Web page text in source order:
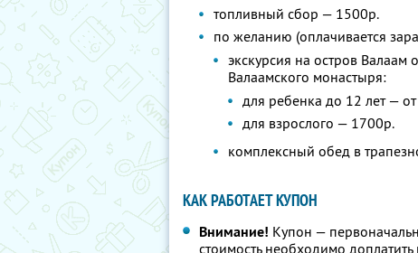
топливный сбор — 1500р.
по желанию (оплачивается
экскурсия на остров Валаам
Валаамского монастыря:
для ребенка до 12 лет —
для взрослого — 1700р.
комплексный обед в
КАК РАБОТАЕТ КУПОН
Внимание! Купон —
стоимость необходимо доплатить